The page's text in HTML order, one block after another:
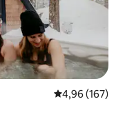
Prosječna
4,96 (167)